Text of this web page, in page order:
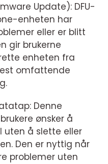
Update): DFU-
enheten har
eller er blitt
gir brukerne
enheten fra
omfattende
Denne
ønsker å
uten å slette eller
Den er nyttig når
problemer uten